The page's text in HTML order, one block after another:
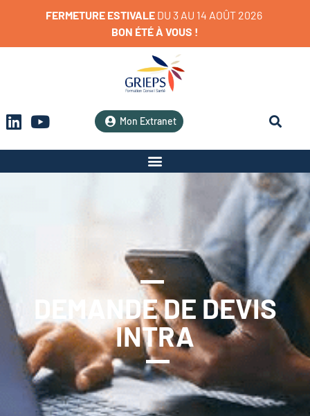
FERMETURE ESTIVALE DU 3 AU 14 AOÛT 2026
BON ÉTÉÀ VOUS !
Mon Extranet
DEMANDE DE DEVIS
INTRA